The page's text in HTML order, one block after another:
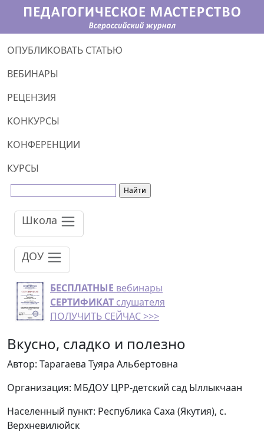
ОПУБЛИКОВАТЬ СТАТЬЮ
ВЕБИНАРЫ
РЕЦЕНЗИЯ
КОНКУРСЫ
КОНФЕРЕНЦИИ
КУРСЫ
Школа
ДОУ
БЕСПЛАТНЫЕ вебинары
СЕРТИФИКАТ слушателя
ПОЛУЧИТЬ СЕЙЧАС >>>
Вкусно, сладко и полезно
Автор: Тарагаева Туяра Альбертовна
Организация: МБДОУ ЦРР-детский сад Ыллыкчаан
Населенный пункт: Республика Саха (Якутия), с.
Верхневилюйск